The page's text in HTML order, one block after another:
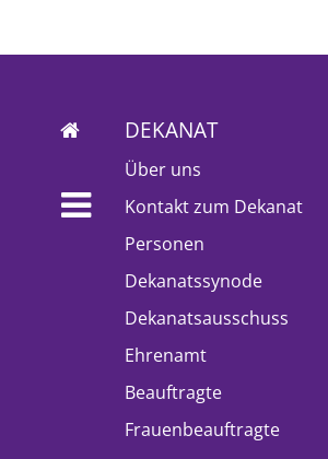
DEKANAT
Über uns
Kontakt zum Dekanat
Personen
Dekanatssynode
Dekanatsausschuss
Ehrenamt
Beauftragte
Frauenbeauftragte